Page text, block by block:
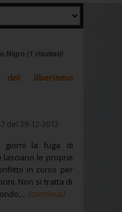
Nigro (1 risultati)
del liberismo
del 29-12-2012
giorni la fuga di
lasciano le proprie
in corso per
Non si tratta di
(continua)